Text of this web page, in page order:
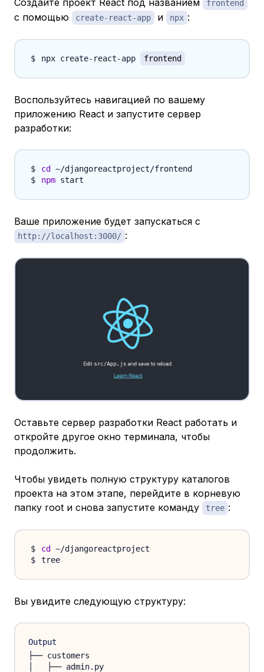
frontend
с помощью create-react-app и npx :
npx create-react-app frontend
Воспользуйтесь навигацией по вашему
приложению React и запустите сервер
разработки:
cd
npm
Ваше приложение будет запускаться с
http://localhost:3000/ :
Оставьте сервер разработки React работать и
откройте другое окно терминала, чтобы
продолжить.
Чтобы увидеть полную структуру каталогов
проекта на этом этапе, перейдите в корневую
папку root и снова запустите команду
tree :
cd
Вы увидите следующую структуру:
Output
├── customers
│   ├── admin.py